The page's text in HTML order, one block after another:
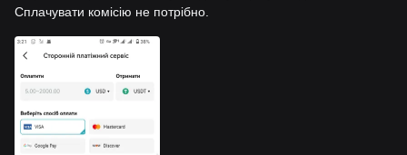
Сплачувати комісію не потрібно.